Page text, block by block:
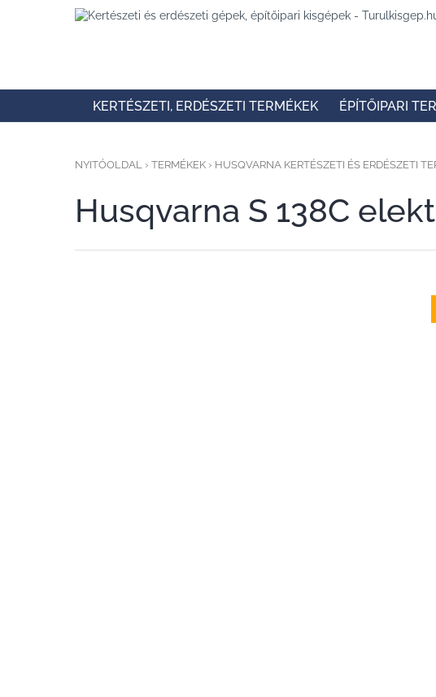
KERTÉSZETI, ERDÉSZETI TERMÉKEK ÉPÍTŐIPARI
NYITÓOLDAL › TERMÉKEK › HUSQVARNA KERTÉSZETI ÉS ERDÉSZETI
Husqvarna S 138C